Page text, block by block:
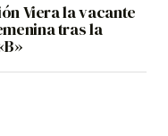
Viera la vacante
tras la